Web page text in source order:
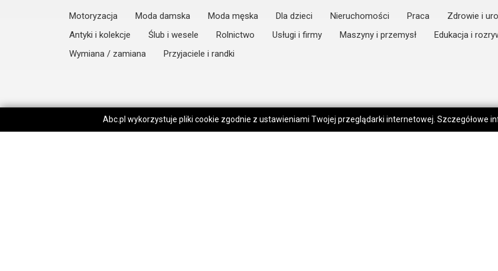
Motoryzacja Moda damska Moda męska Dla dzieci Nieruchomości Praca Zdrowie i
Antyki i kolekcje
Ślub i wesele Rolnictwo Usługi i firmy Maszyny i przemysł Edukacja i
Wymiana / zamiana
Przyjaciele i randki
Abc.pl wykorzystuje pliki cookie zgodnie z ustawieniami Twojej przeglądarki internetowej. Szczegółowe